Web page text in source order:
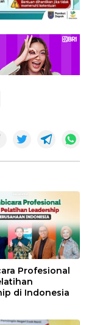
Profesional
di Indonesia